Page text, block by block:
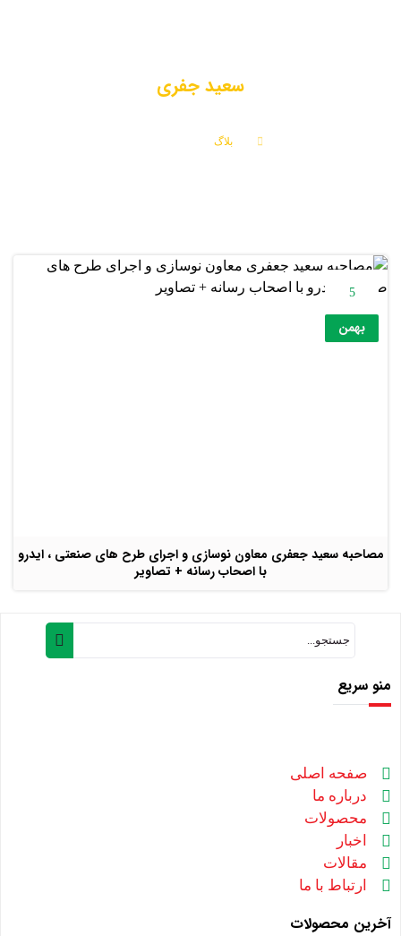
سعید جفری
بلاگ
مصاحبه سعید جعفری معاون نوسازی و اجرای طرح های صنعتی ، ایدرو
با اصحاب رسانه + تصاویر
5
بهمن
منو سریع
صفحه اصلی
درباره ما
محصولات
اخبار
مقالات
ارتباط با ما
آخرین محصولات